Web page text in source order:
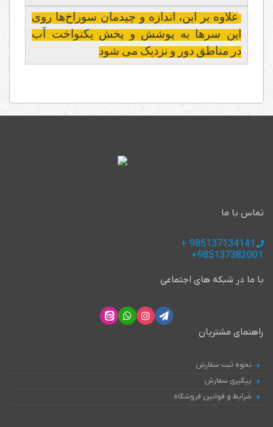
علاوه بر این، اندازه و چیدمان سوراخ‌ها روی
این سرها به پوشش و پخش یکنواخت آب
در مناطق دور و نزدیک می شود
تماس با ما
با ما در شبکه های اجتماعی
راهنمای مشتریان
نحوه ثبت سفارش
پیگیری سفارش
شرایط و قوانین فروشگاه